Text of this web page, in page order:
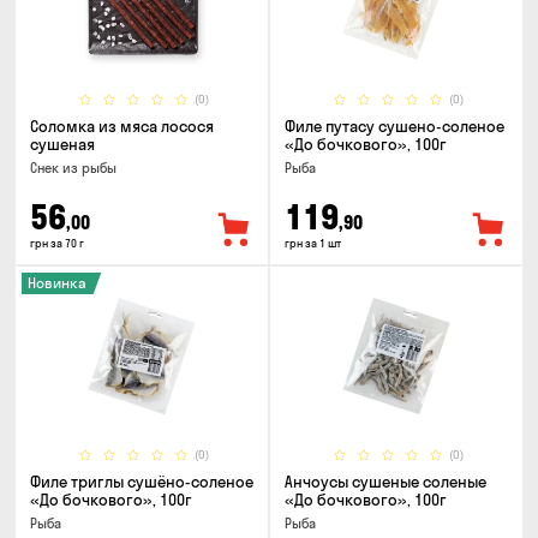
(0)
Соломка из мяса лосося
сушеная
Снек из рыбы
56,00
грн за 70 г
(0)
Филе путасу сушено-соленое
«До бочкового», 100г
Рыба
119,90
грн за 1 шт
(0)
Новинка
Филе триглы сушёно-соленое
«До бочкового», 100г
Рыба
(0)
Анчоусы сушеные соленые
«До бочкового», 100г
Рыба